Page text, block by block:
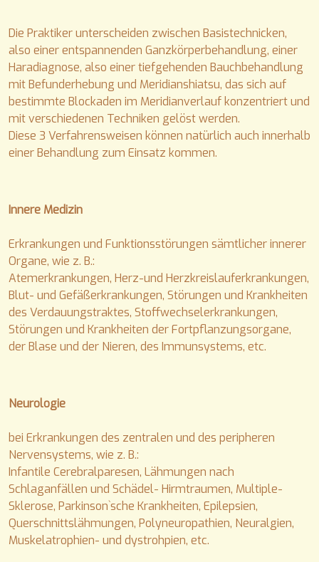
Die Praktiker unterscheiden zwischen Basistechnicken,
also einer entspannenden Ganzkörperbehandlung, einer
Haradiagnose, also einer tiefgehenden Bauchbehandlung
mit Befunderhebung und Meridianshiatsu, das sich auf
bestimmte Blockaden im Meridianverlauf konzentriert und
mit verschiedenen Techniken gelöst werden.
Diese 3 Verfahrensweisen können natürlich auch innerhalb
einer Behandlung zum Einsatz kommen.
Innere Medizin
Erkrankungen und Funktionsstörungen sämtlicher innerer
Organe, wie z. B.:
Atemerkrankungen, Herz-und Herzkreislauferkrankungen,
Blut- und Gefäßerkrankungen, Störungen und Krankheiten
des Verdauungstraktes, Stoffwechselerkrankungen,
Störungen und Krankheiten der Fortpflanzungsorgane,
der Blase und der Nieren, des Immunsystems, etc.
Neurologie
bei Erkrankungen des zentralen und des peripheren
Nervensystems, wie z. B.:
Infantile Cerebralparesen, Lähmungen nach
Schlaganfällen und Schädel- Hirmtraumen, Multiple-
Sklerose, Parkinson`sche Krankheiten, Epilepsien,
Querschnittslähmungen, Polyneuropathien, Neuralgien,
Muskelatrophien- und dystrohpien, etc.